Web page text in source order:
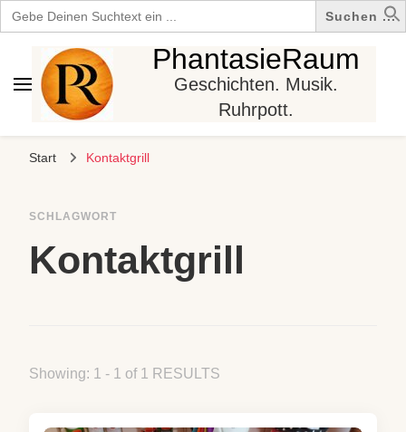
Search
for:
PhantasieRaum
Geschichten. Musik.
Ruhrpott.
Start Kontaktgrill
SCHLAGWORT
Kontaktgrill
Showing: 1 - 1 of 1 RESULTS